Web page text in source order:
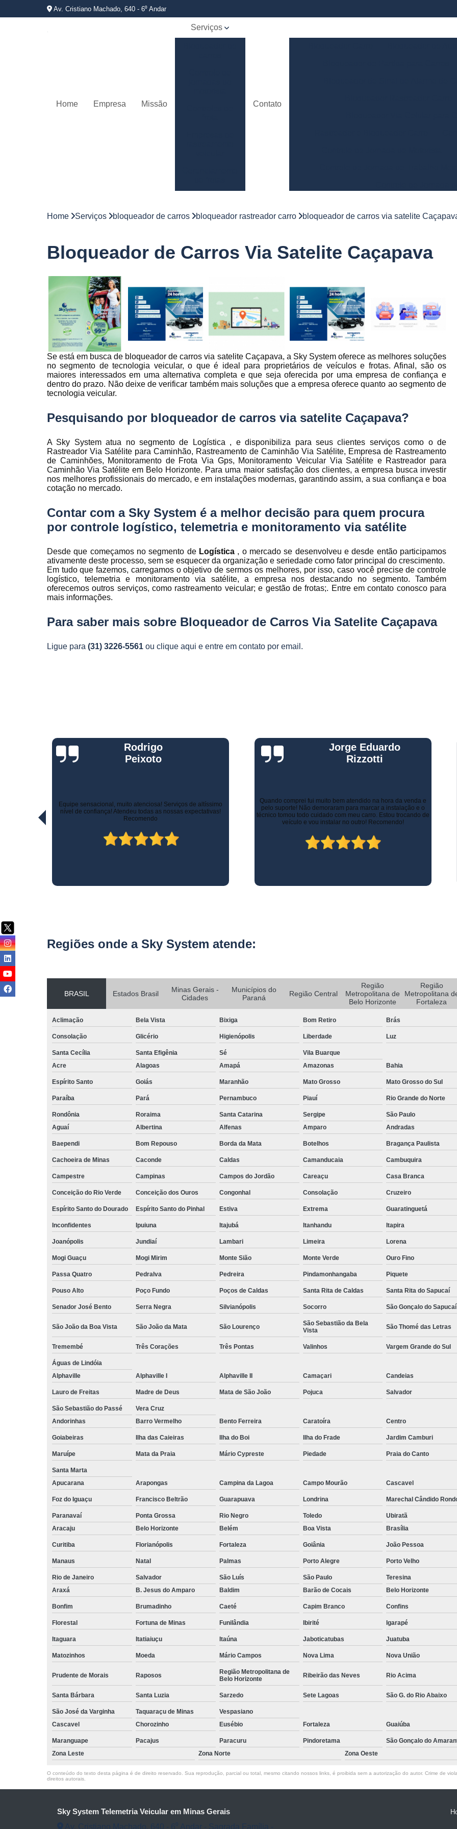
Av. Cristiano Machado, 640 - 6⁰ Andar
Home Empresa Missão
Serviços
Monitoramento
de frotas
veiculares
Rastreador
carro
Rastreadores
automotivos
Rastreadores
de caminhões
Rastreadores
para carros
de carro
Rastreamento
de frota
Sensores de
fadiga
gravação
veicular
Sistema de
rastreamentos
manutenção de
Sistemas
Contato
Controle de Jornada Motorista
Controle de Abastecimento de
Controle de Frota
Controle de Frota de Caminhões
Controle de Manutenção de Frota de
Sistema de Fadiga
Empresa de Rastreadores de Veiculos
Empresa de Rastreamento de Moto
Empresa
Gerenciamento de Frota de
Gerenciamento de Frota de Empresas
Gerenciamento
Gerenciamento de Frota
Gerenciamento de Frota Manutenção
Gerenciamento de Frota para
Empresa de Gestão de Frota de Veículos
Gestão de Frota
Gestão de Frota
Gestão de Frota Belo Horizonte
Gestão de Frota Minas Gerais
Gestão
Monitoramento de Caminhões
Monitoramento de Frota Belo Horizonte
Rastreamento e Monitoramento
Monitoramento de Veículos
Monitoramento Gps
Rastreador para Colocar em
Rastreador Portátil para Veículos
Bloqueador e Rastreador Automotivo
Gps Veicular Rastreador
Rastreador Automotivo Belo Horizonte
Rastreador e Bloqueador Automotivo
Rastreador e Bloqueador Veicular
Rastreador Gps Automotivo
Empresa de Rastreamento de
Rastreador de Caminhão
Rastreador de Caminhão Minas
Rastreador para Caminhão
Rastreador Satelital para Caminhões
Rastreamento de Caminhão Via Satélite
Empresa de Rastreador Veicular
Rastreador de Automóveis
Rastreador
Rastreador de Carro Minas
Rastreador para Carros
Rastreador Veicular para Carros de
Rastreador Veicular Particular
Gps
Rastreador do Carro
Rastreador Gps para Carro
Rastreador por Satelite para Carros
Empresa Especializada em Rastreamento
Rastreamento de Carro
Rastreamento de Carros Belo Horizonte
Rastreamento de Carros e Caminhões
Rastreamento para Carros e
Monitoramento e Rastreamento de Frotas
Rastreamento de Frota Via
Rastreamento e Monitoramento
Rastreamento Veicular Frotas
Empresa de Rastreamento de
Empresa de
Empresa de
Empresa
Empresas de Monitoramento e
Rastreamento de Veículos
Detector de Fadiga para Motorista
Sensor de Fadiga e Distração
Sensor
Home Serviços bloqueador de carros bloqueador rastreador carro bloqueador de carros via satelite
Bloqueador de Carros Via Satelite Caçapava
Se está em busca de bloqueador de carros via satelite Caçapava, a Sky System oferece as melhores soluções
no segmento de tecnologia veicular, o que é ideal para proprietários de veículos e frotas. Afinal, são os
maiores interessados em uma alternativa completa e que seja oferecida por uma empresa de confiança e
dentro do prazo. Não deixe de verificar também mais soluções que a empresa oferece quanto ao segmento de
tecnologia veicular.
Pesquisando por bloqueador de carros via satelite Caçapava?
A Sky System atua no segmento de Logística , e disponibiliza para seus clientes serviços como o de
Rastreador Via Satélite para Caminhão, Rastreamento de Caminhão Via Satélite, Empresa de Rastreamento
de Caminhões, Monitoramento de Frota Via Gps, Monitoramento Veicular Via Satélite e Rastreador para
Caminhão Via Satélite em Belo Horizonte. Para uma maior satisfação dos clientes, a empresa busca investir
nos melhores profissionais do mercado, e em instalações modernas, garantindo assim, a sua confiança e boa
cotação no mercado.
Contar com a Sky System é a melhor decisão para quem procura
por controle logístico, telemetria e monitoramento via satélite
Desde que começamos no segmento de Logística , o mercado se desenvolveu e desde então participamos
ativamente deste processo, sem se esquecer da organização e seriedade como fator principal do crescimento.
Em tudo que fazemos, carregamos o objetivo de sermos os melhores, por isso, caso você precise de controle
logístico, telemetria e monitoramento via satélite, a empresa nos destacando no segmento. Também
oferecemos outros serviços, como rastreamento veicular; e gestão de frotas;. Entre em contato conosco para
mais informações.
Para saber mais sobre Bloqueador de Carros Via Satelite Caçapava
Ligue para (31) 3226-5561 ou clique aqui e entre em contato por email.
Jorge Eduardo
Rizzotti
Quando comprei fui muito bem atendido na hora da venda e
pelo suporte! Não demoraram para marcar a instalação e o
técnico tomou todo cuidado com meu carro. Estou trocando de
veículo e vou instalar no outro! Recomendo!
Gustavo Leone
controlar as entregas tanto urbanas como no Estado de Minas
Gerais. Contratamos os serviços de rastreamento e logística.
Inicialmente já economizamos com os custos com seguros.
Atualmente, contamos com diversos recursos que tornam as
Regiões onde a Sky System atende:
BRASIL Estados Brasil
Minas Gerais -
Cidades
Municípios do
Paraná
Região Central
Região
Metropolitana de
Belo Horizonte
Região
Metropolitana
Fortaleza
Aclimação Bela Vista Bixiga Bom Retiro Brás
Consolação Glicério Higienópolis Liberdade Luz
Santa Cecília Santa Efigênia Sé
Vila Buarque
Acre
Alagoas Amapá Amazonas Bahia
Espírito Santo Goiás Maranhão Mato Grosso Mato Grosso do Sul
Paraíba Pará Pernambuco Piauí Rio Grande do Norte
Rondônia Roraima Santa Catarina Sergipe São Paulo
Aguaí
Albertina Alfenas Amparo Andradas
Baependi Bom Repouso Borda da Mata Botelhos Bragança Paulista
Cachoeira de Minas Caconde Caldas Camanducaia Cambuquira
Campestre Campinas Campos do Jordão Careaçu Casa Branca
Conceição do Rio Verde Conceição dos Ouros Congonhal Consolação Cruzeiro
Espírito Santo do Dourado Espírito Santo do Pinhal Estiva Extrema Guaratinguetá
Inconfidentes Ipuiuna Itajubá Itanhandu Itapira
Joanópolis Jundiaí Lambari Limeira Lorena
Mogi Guaçu Mogi Mirim Monte Sião Monte Verde Ouro Fino
Passa Quatro Pedralva Pedreira Pindamonhangaba Piquete
Pouso Alto Poço Fundo Poços de Caldas Santa Rita de Caldas Santa Rita do Sapucaí
Senador José Bento Serra Negra Silvianópolis Socorro São Gonçalo do Sapucaí
São João da Boa Vista São João da Mata São Lourenço
São Sebastião da Bela
Vista
São Thomé das Letras
Tremembé Três Corações Três Pontas Valinhos Vargem Grande do Sul
Águas de Lindóia
Alphaville
Alphaville I Alphaville II Camaçari Candeias
Lauro de Freitas Madre de Deus Mata de São João Pojuca Salvador
São Sebastião do Passé
Vera Cruz
Andorinhas
Barro Vermelho Bento Ferreira Caratoíra Centro
Goiabeiras Ilha das Caieiras Ilha do Boi Ilha do Frade Jardim Camburi
Maruípe Mata da Praia Mário Cypreste Piedade Praia do Canto
Santa Marta
Apucarana
Arapongas Campina da Lagoa Campo Mourão Cascavel
Foz do Iguaçu Francisco Beltrão Guarapuava Londrina Marechal Cândido
Paranavaí Ponta Grossa Rio Negro Toledo Ubiratã
Aracaju
Belo Horizonte Belém Boa Vista Brasília
Curitiba Florianópolis Fortaleza Goiânia João Pessoa
Manaus Natal Palmas Porto Alegre Porto Velho
Rio de Janeiro Salvador São Luís São Paulo Teresina
Araxá
B. Jesus do Amparo Baldim Barão de Cocais Belo Horizonte
Bonfim Brumadinho Caeté Capim Branco Confins
Florestal Fortuna de Minas Funilândia Ibirité Igarapé
Itaguara Itatiaiuçu Itaúna Jaboticatubas Juatuba
Matozinhos Moeda Mário Campos Nova Lima Nova União
Prudente de Morais Raposos
Região Metropolitana de
Belo Horizonte
Ribeirão das Neves Rio Acima
Santa Bárbara Santa Luzia Sarzedo Sete Lagoas São G. do Rio Abaixo
São José da Varginha Taquaraçu de Minas
Vespasiano
Cascavel
Chorozinho Eusébio Fortaleza Guaiúba
Maranguape Pacajus Paracuru Pindoretama São Gonçalo do
Zona Leste
Zona Norte Zona Oeste
O conteúdo do texto desta página é de direito reservado. Sua reprodução, parcial ou total, mesmo citando nossos links, é proibida sem a autorização do autor. Crime de
direitos autorais
Sky System Telemetria Veicular em Minas Gerais